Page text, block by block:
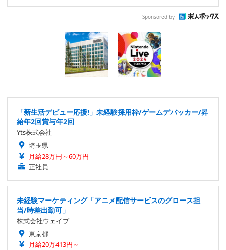
Sponsored by
「新生活デビュー応援!」未経験採用枠/ゲームデバッカー/昇
給年2回賞与年2回
Yts株式会社
埼玉県
月給28万円～60万円
正社員
未経験マーケティング「アニメ配信サービスのグロース担
当/時差出勤可」
株式会社ウェイブ
東京都
月給20万413円～